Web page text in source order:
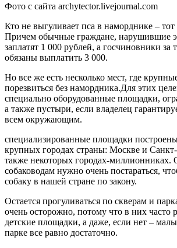
Фото с сайта archytector.livejournal.com
Кто не выгуливает пса в наморднике –
Причем обычные граждане, нарушившие
заплатят 1 000 рублей, а госчиновники за
обязаны выплатить 3 000.
Но все же есть несколько мест, где
порезвиться без намордника.Для этих
специально оборудованные площадки,
а также пустыри, если владелец
всем окружающим.
специализированные площадки
крупных городах страны: Москве и Санкт-
также некоторых городах-миллионниках.
собаководам нужно очень постараться,
собаку в нашей стране по закону.
Остается прогуливаться по скверам и
очень осторожно, потому что в них часто
детские площадки, а даже, если нет –
парке все равно достаточно.